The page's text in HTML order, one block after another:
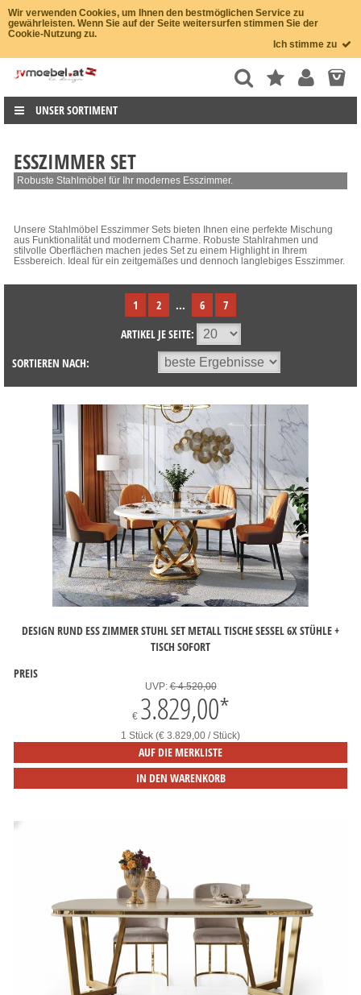
Wir verwenden Cookies, um Ihnen den bestmöglichen Service zu
gewährleisten. Wenn Sie auf der Seite weitersurfen stimmen Sie der
Cookie-Nutzung zu.
Ich stimme zu
UNSER SORTIMENT
ESSZIMMER SET
Robuste Stahlmöbel für Ihr modernes Esszimmer.
Unsere Stahlmöbel Esszimmer Sets bieten Ihnen eine perfekte Mischung
aus Funktionalität und modernem Charme. Robuste Stahlrahmen und
stilvolle Oberflächen machen jedes Set zu einem Highlight in Ihrem
Essbereich. Ideal für ein zeitgemäßes und dennoch langlebiges Esszimmer.
1 2 ... 6
7
ARTIKEL JE SEITE:
SORTIEREN NACH:
DESIGN RUND ESS ZIMMER STUHL SET METALL TISCHE SESSEL 6X STÜHLE +
TISCH SOFORT
PREIS
UVP:€ 4.520,00
€ 3.829,00*
1 Stück (€ 3.829,00 / Stück)
AUF DIE MERKLISTE
IN DEN WARENKORB